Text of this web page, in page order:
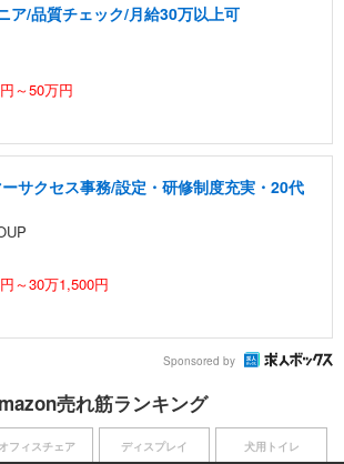
ア/品質チェック/月給30万以上可
～50万円
サクセス事務/設定・研修制度充実・20代
～30万1,500円
Sponsored by
売れ筋ランキング
オフィスチェア ディスプレイ 犬用トイレ